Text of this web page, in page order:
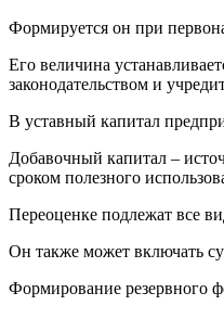
Формируется он при
Его величина
законодательством и
В уставный капитал
Добавочный капитал –
сроком полезного
Переоценке подлежат все
Он также может включать
Формирование резервного